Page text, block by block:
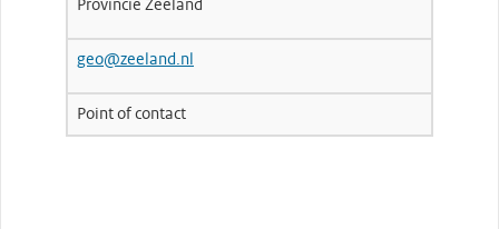
Provincie Zeeland
geo@zeeland.nl
Point of contact